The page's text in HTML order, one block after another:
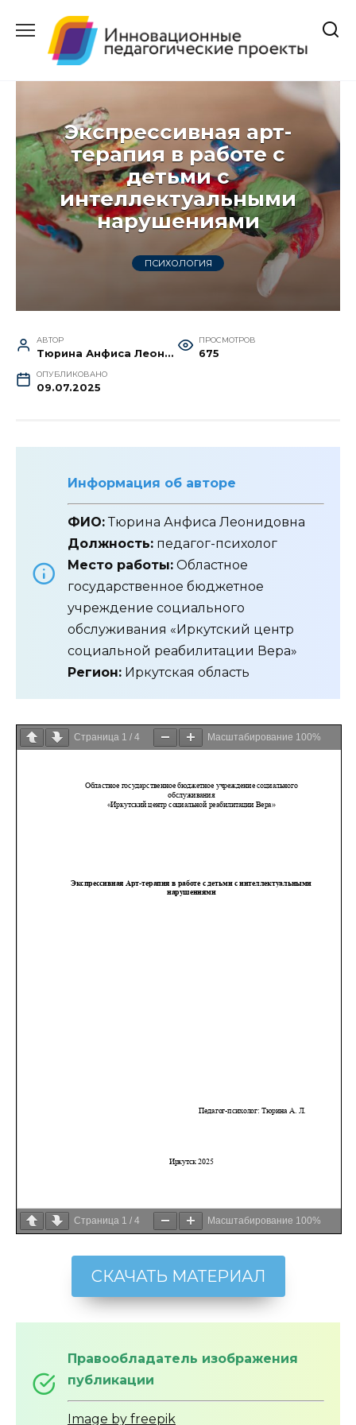
содержанию
Экспрессивная арт-
терапия в работе с
детьми с
интеллектуальными
нарушениями
ПСИХОЛОГИЯ
АВТОР
Тюрина Анфиса Леонидовна
ПРОСМОТРОВ
675
ОПУБЛИКОВАНО
09.07.2025
Информация об авторе
ФИО:Тюрина Анфиса Леонидовна
Должность: педагог-психолог
Место работы: Областное
государственное бюджетное
учреждение социального
обслуживания «Иркутский центр
социальной реабилитации Вера»
Регион: Иркутская область
Страница 1 / 4 Масштабирование 100%
Страница 1 / 4 Масштабирование 100%
СКАЧАТЬ МАТЕРИАЛ
Правообладатель изображения
публикации
Image by freepik